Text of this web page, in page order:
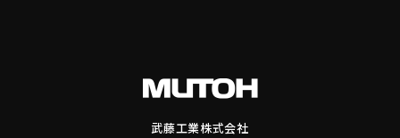
武藤工業株式会社